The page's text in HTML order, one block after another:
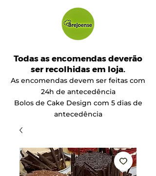
Todas as encomendas deverão
ser recolhidas em loja.
As encomendas devem ser feitas com
24h de antecedência
Bolos de Cake Design com 5 dias de
antecedência